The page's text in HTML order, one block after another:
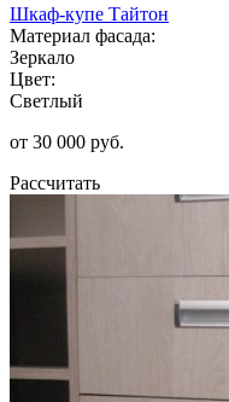
Шкаф-купе Тайтон
Материал фасада:
Зеркало
Цвет:
Светлый
от 30 000 руб.
Рассчитать